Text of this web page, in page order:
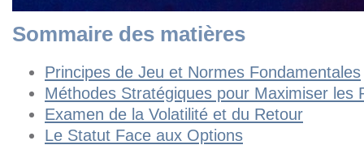
Sommaire des matières
Principes de Jeu et Normes Fondamentales
Méthodes Stratégiques pour Maximiser les
Examen de la Volatilité et du Retour
Le Statut Face aux Options